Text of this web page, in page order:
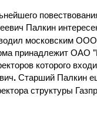
Палкин
московским ООО
принадлежит ОАО
которого
.Старший Палкин
структуры